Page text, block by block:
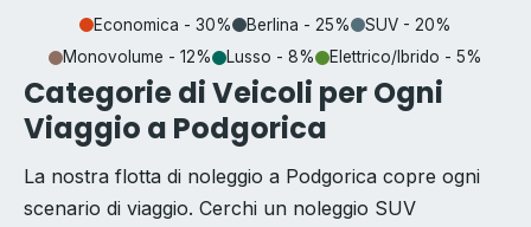
Economica - 30% Berlina - 25%
SUV - 20%
Monovolume - 12%
Lusso - 8% Elettrico/Ibrido - 5%
Categorie di Veicoli per Ogni
Viaggio a Podgorica
La nostra flotta di noleggio a Podgorica copre ogni
scenario di viaggio. Cerchi un noleggio SUV